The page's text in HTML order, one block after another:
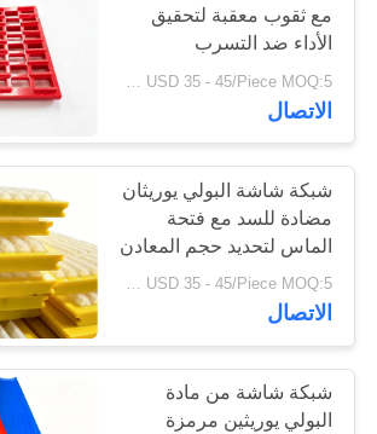
PRIVACY
POLICY
مع ثقوب معقبة لتحقيق
الأداء ضد التسرب
USD 35 - 45/Piece MOQ:5 قطع
الاتصال
شبكة شاشة البولي يوريثان
مضادة للسد مع فتحة
الماس لتحديد حجم المعادن
بكفاءة عالية
USD 35 - 45/Piece MOQ:5 قطع
الاتصال
شبكة شاشة من مادة
البولي يوريثين مرمزة